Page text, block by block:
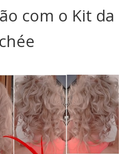
com o Kit da